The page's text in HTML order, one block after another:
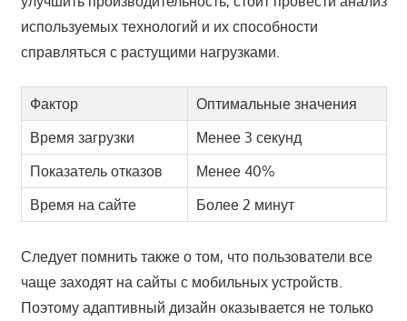
используемых технологий и их способности
справляться с растущими нагрузками.
Фактор
Оптимальные значения
Время загрузки
Менее 3 секунд
Показатель отказов
Менее 40%
Время на сайте
Более 2 минут
Следует помнить также о том, что пользователи все
чаще заходят на сайты с мобильных устройств.
Поэтому адаптивный дизайн оказывается не только